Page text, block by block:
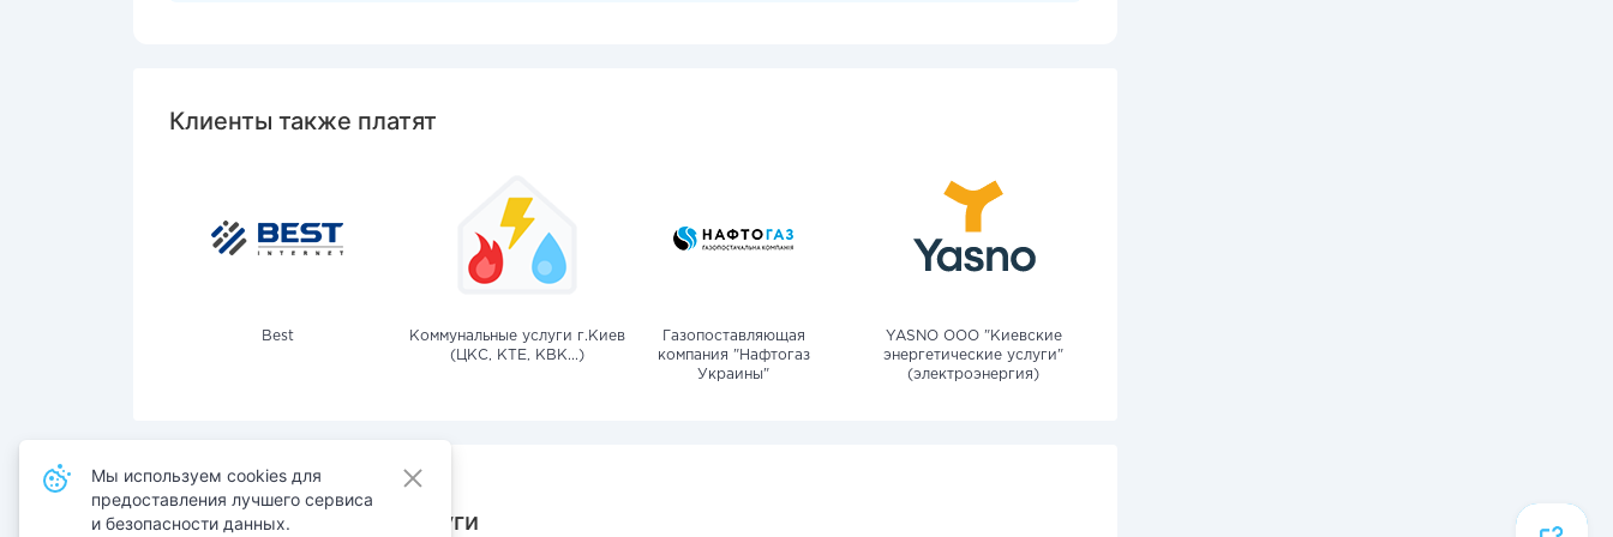
Клиенты также платят
Best
Коммунальные услуги г.Киев
(ЦКС, КТЕ, КВК...)
Газопоставляющая
компания "Нафтогаз
Украины"
YASNO OOO "Киевские
энергетические услуги"
(электроэнергия)
Также оплачивают услуги
Мы используем cookies для
предоставления лучшего сервиса
и безопасности данных.